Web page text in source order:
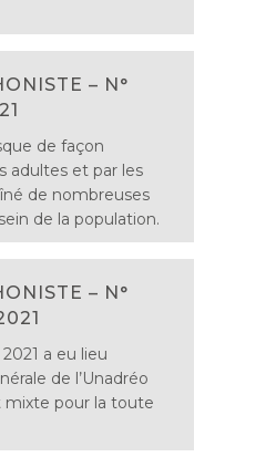
– N°
de façon
adultes et par les
de nombreuses
de la population.
– N°
a eu lieu
de l’Unadréo
mixte pour la toute